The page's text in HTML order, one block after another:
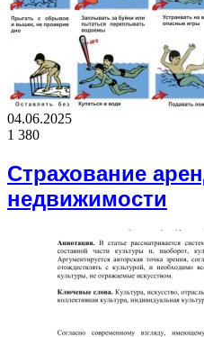
04.06.2025
1 380
Страхование
недвижимости